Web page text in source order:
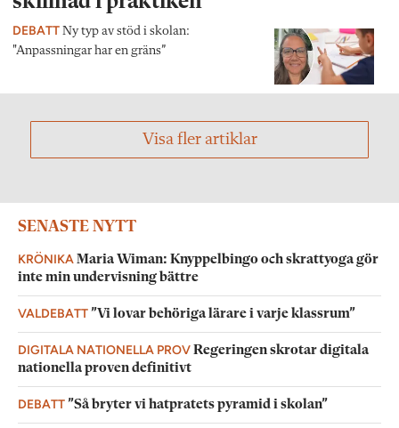
DEBATT Ny typ av stöd i skolan:
"Anpassningar har en gräns”
Visa fler artiklar
SENASTE NYTT
KRÖNIKA Maria Wiman: Knyppelbingo och skrattyoga gör
inte min undervisning bättre
VALDEBATT”Vi lovar behöriga lärare i varje klassrum”
DIGITALA NATIONELLA PROVRegeringen skrotar digitala
nationella proven definitivt
DEBATT”Så bryter vi hatpratets pyramid i skolan”